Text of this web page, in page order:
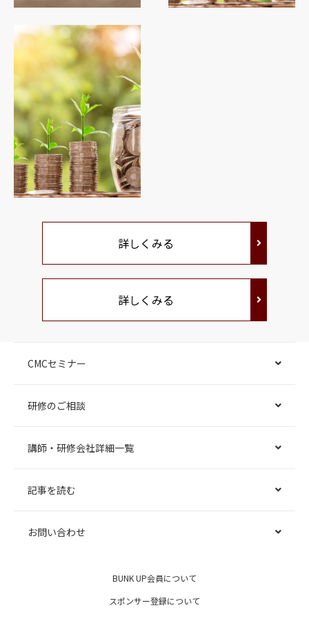
詳しくみる
詳しくみる
CMCセミナー
研修のご相談
講師・研修会社詳細一覧
記事を読む
お問い合わせ
BUNK UP会員について
スポンサー登録について